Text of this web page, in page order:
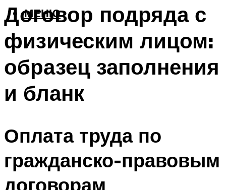
МЕНЮ
Договор подряда с
физическим лицом:
образец заполнения
и бланк
Оплата труда по
гражданско-правовым
договорам